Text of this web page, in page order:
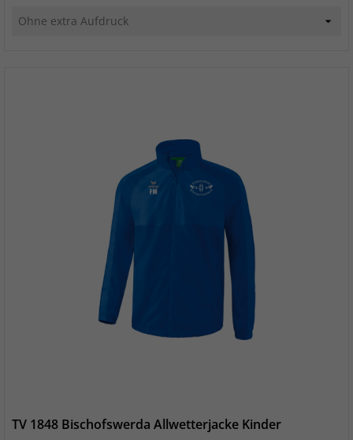
TV 1848 Bischofswerda Allwetterjacke Kinder